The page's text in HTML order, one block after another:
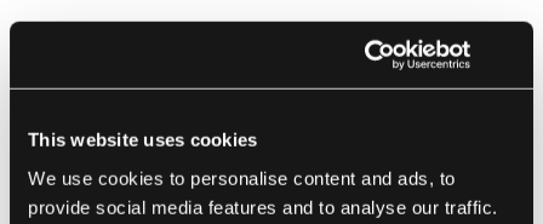
This website uses cookies
We use cookies to personalise content and ads, to
provide social media features and to analyse our traffic.
Popularne rozwiązania SaaS dla logistyki
specyficznych potrzeb i wymagań. Niektóre
popularne rozwiązania SaaS dla logistyki to: